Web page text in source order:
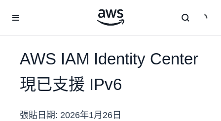
AWS IAM Identity Center
現已支援 IPv6
張貼日期: 2026年1月26日